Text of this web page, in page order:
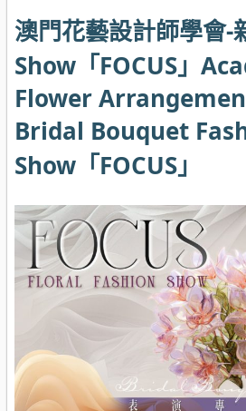
澳門花藝設計師學會-
Show「FOCUS」
Flower
Bridal Bouquet
Show「FOCUS」